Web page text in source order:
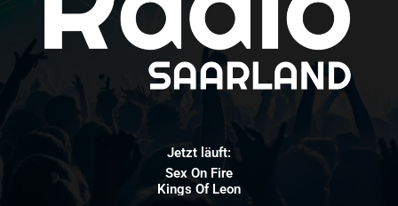
Jetzt läuft:
Sex On Fire
Kings Of Leon